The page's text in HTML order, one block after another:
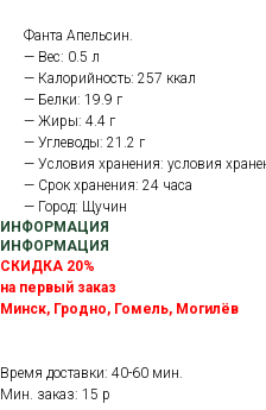
Фанта Апельсин.
— Вес: 0.5 л
— Калорийность: 257 ккал
— Белки: 19.9 г
— Жиры: 4.4 г
— Углеводы: 21.2 г
— Условия хранения: условия
— Срок хранения: 24 часа
— Город: Щучин
ИНФОРМАЦИЯ
ИНФОРМАЦИЯ
СКИДКА 20%
на первый заказ
Минск, Гродно, Гомель, Могилёв
Время доставки: 40-60 мин.
Мин. заказ: 15 р